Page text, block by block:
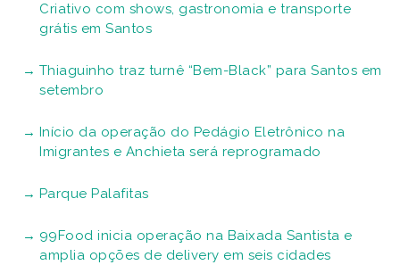
Criativo com shows, gastronomia e transporte
grátis em Santos
Thiaguinho traz turnê “Bem-Black” para Santos em
setembro
Início da operação do Pedágio Eletrônico na
Imigrantes e Anchieta será reprogramado
Parque Palafitas
99Food inicia operação na Baixada Santista e
amplia opções de delivery em seis cidades